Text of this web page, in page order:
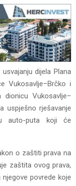
dijela Plana
Vukosavlje–Brčko i
Vukosavlje–
uspješno rješavanje
auto-puta koji će
o zaštiti prava na
zaštita ovog prava,
povrede koje